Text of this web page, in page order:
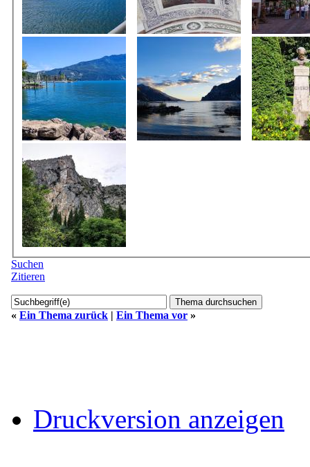
Suchen
Zitieren
« Ein Thema zurück | Ein Thema vor »
Druckversion anzeigen